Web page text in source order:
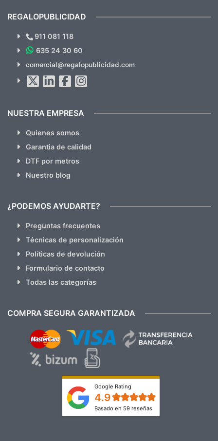
recomendables.
¿Quieres ver nuestras últimas
Novedades y Ofertas?
hacemos Spam)
REGALOPUBLICIDAD
911 081 118
635 24 30 60
comercial@regalopublicidad.com
NUESTRA EMPRESA
Quienes somos
Garantia de calidad
DTF por metros
Nuestro blog
¿PODEMOS AYUDARTE?
Preguntas frecuentes
Técnicas de personalización
Políticas de devolución
Formulario de contacto
Todas las categorías
COMPRA SEGURA GARANTIZADA
Google Rating
4.9
Basado en 59 reseñas